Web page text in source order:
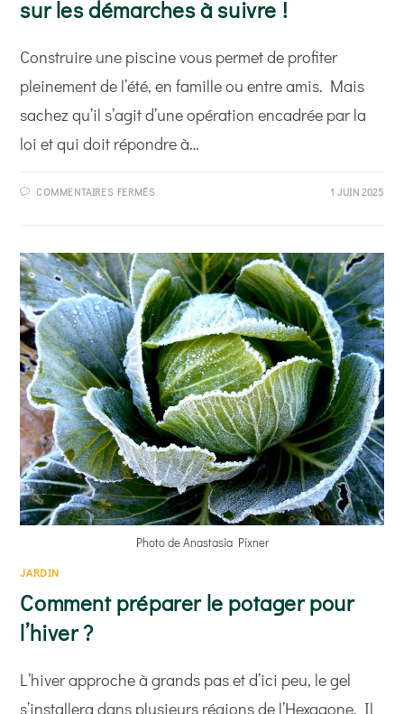
sur les démarches à suivre !
Construire une piscine vous permet de profiter
pleinement de l’été, en famille ou entre amis. Mais
sachez qu’il s’agit d’une opération encadrée par la
loi et qui doit répondre à…
COMMENTAIRES FERMÉSSUR
SAVOIR
SUR
LES
DÉMARCHES
À
SUIVRE !
1 JUIN 2025
Photo de Anastasia Pixner
JARDIN
Comment préparer le potager pour
l’hiver ?
L’hiver approche à grands pas et d’ici peu, le gel
s’installera dans plusieurs régions de l’Hexagone. Il